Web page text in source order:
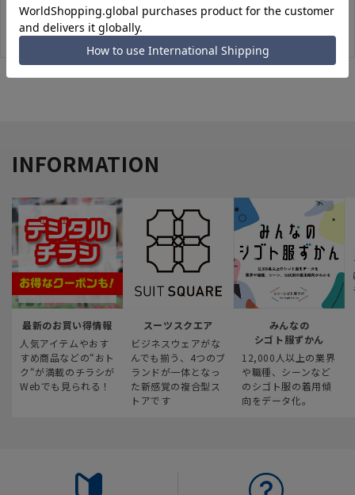
INFORMATION
最新のお買い得情報
人気アイテムやおす
すめ商品などの“おト
ク“が満載のチラシが
Webでも見られる！
スーツスクエア
ビジネスウェアがな
んでも揃う、4つのブ
ランドが一体となっ
た新感覚の複合型ス
トアです
みんなの
シゴト服ずかん
12,000人以上の業界
や職種、シーンなど
のシゴト服の着用傾
向をデータ化。